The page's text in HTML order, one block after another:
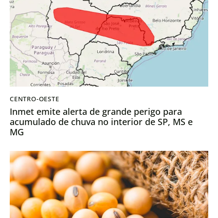
CENTRO-OESTE
Inmet emite alerta de grande perigo para
acumulado de chuva no interior de SP, MS e
MG